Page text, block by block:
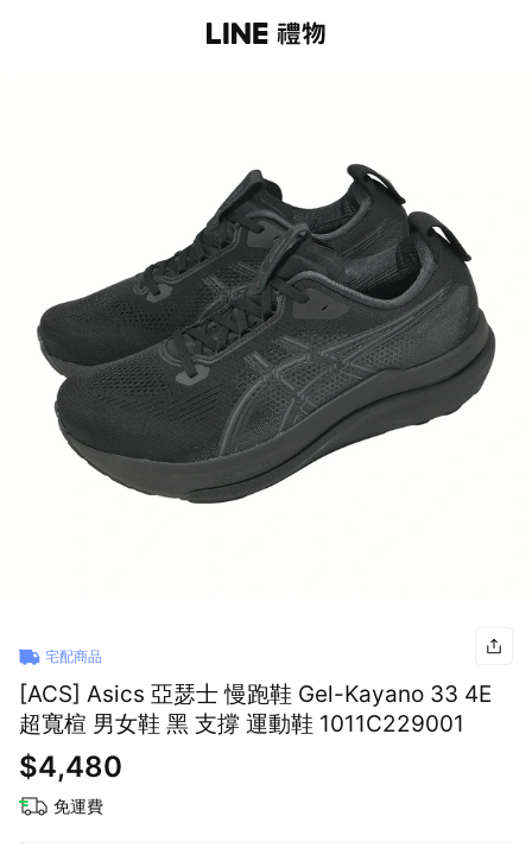
宅配商品
[ACS] Asics 亞瑟士 慢跑鞋 Gel-Kayano 33 4E
超寬楦 男女鞋 黑 支撐 運動鞋 1011C229001
$4,480
免運費